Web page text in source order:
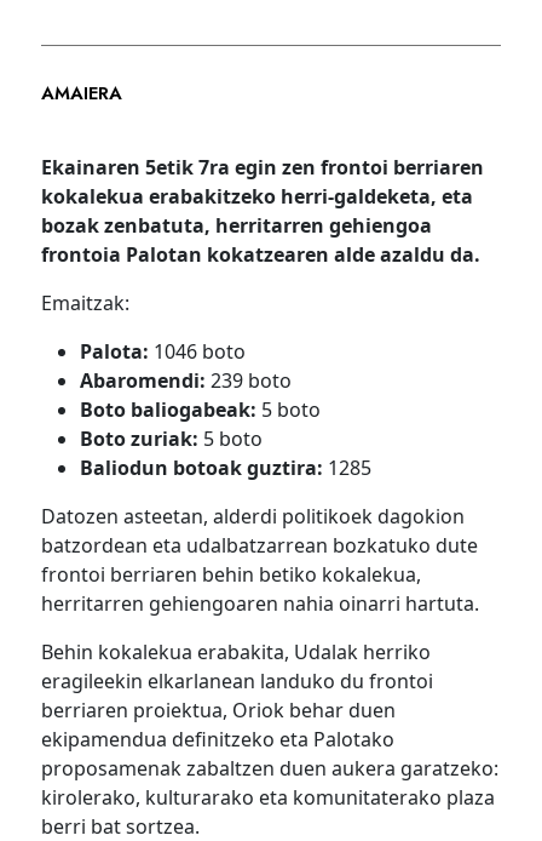
AMAIERA
Ekainaren 5etik 7ra egin zen frontoi berriaren
kokalekua erabakitzeko herri-galdeketa, eta
bozak zenbatuta, herritarren gehiengoa
frontoia Palotan kokatzearen alde azaldu da.
Emaitzak:
Palota: 1046 boto
Abaromendi: 239 boto
Boto baliogabeak: 5 boto
Boto zuriak: 5 boto
Baliodun botoak guztira: 1285
Datozen asteetan, alderdi politikoek dagokion
batzordean eta udalbatzarrean bozkatuko dute
frontoi berriaren behin betiko kokalekua,
herritarren gehiengoaren nahia oinarri hartuta.
Behin kokalekua erabakita, Udalak herriko
eragileekin elkarlanean landuko du frontoi
berriaren proiektua, Oriok behar duen
ekipamendua definitzeko eta Palotako
proposamenak zabaltzen duen aukera garatzeko:
kirolerako, kulturarako eta komunitaterako plaza
berri bat sortzea.